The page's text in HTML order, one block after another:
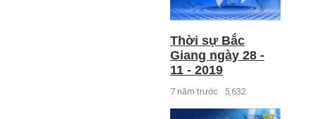
Thời sự Bắc
Giang ngày 28 -
11 - 2019
7 năm trước 5,632